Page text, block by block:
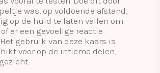
was, op voldoende afstand,
op de huid te laten vallen om
er een gevoelige reactie
gebruik van deze kaars is
voor op de intieme delen,